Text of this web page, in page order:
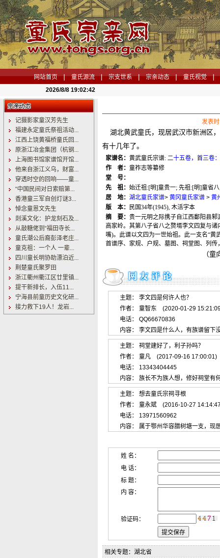
网站首页 | 童氏源流 | 宗支世系 | 宗亲动态 | 童氏视觉 |
2026/8/8 19:02:43
记摄影家童汉芳先生
福建永定童氏祭祖活动...
江西上饶黄福桥童氏回...
原浙江冶金集团（杭钢...
上海图书馆家谱馆开馆...
他来自浙江义乌，财富...
穿透时空的回响——童...
“中国民间对日索赔第...
香港童三军自创灯谜3...
悼念童恩文先生
剡溪文化：护龙刻石及...
从敲糖佬到“福田寺长...
童氏潮公后裔彭泽老庄...
童克祖：一个人 一辈...
四川童长明协助漂泊近...
荆楚童氏聚罗田
浙江衢州衢江区廿里镇...
提干新排长，入伍11...
宁海县前童历史文化研...
接力救下19人！龙岩...
发表
湖北黄武童氏，现居武汉市新洲区 ，
有十几年了。
家谱名： 黄武童氏宗谱:二十五卷，首三卷：
作 者： 童祚志等纂修
堂 号：
先 祖： 始迁祖 :[明]童贵一; 先祖 :[明]童省八
居 地： 湖北童氏家谱> 黄冈童氏家谱> 黄
版 本：
民国34年(1945), 木活字本
摘 要： 贵一元明之际携子自江西鄱阳县
高家岭。其第八子省八之赘壻李文四复与诸
嘴)。此谱以文四为一世始祖。此一支名“黄
首谱序、家规、户规、墓图、祠堂图、列传
（童向阳提供
主题： 李文四是何许人也？
作者： 童智东 (2020-01-29
电话： QQ66670836
内容： 李文四是什么人，有族谱留下
主题： 祠堂建好了，利子孙吗？
作者： 童凡 (2017-09-16 17:00:01)
电话： 13343404445
内容： 族长不为族人想，修好祠堂有
主题： 想去童氏宗祠寻根
作者： 童永斌 (2016-10-27
电话： 13971560962
内容： 属于鄂州华容腊树塘一支，现
姓 名：
电 话：
标 题：
内 容：
验证码：
相关专题：湖北省